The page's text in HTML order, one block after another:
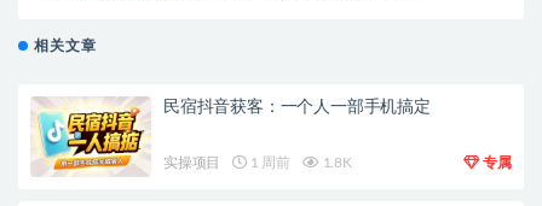
相关文章
民宿抖音获客：一个人一部手机搞定
实操项目 1 周前 1.8K 专属